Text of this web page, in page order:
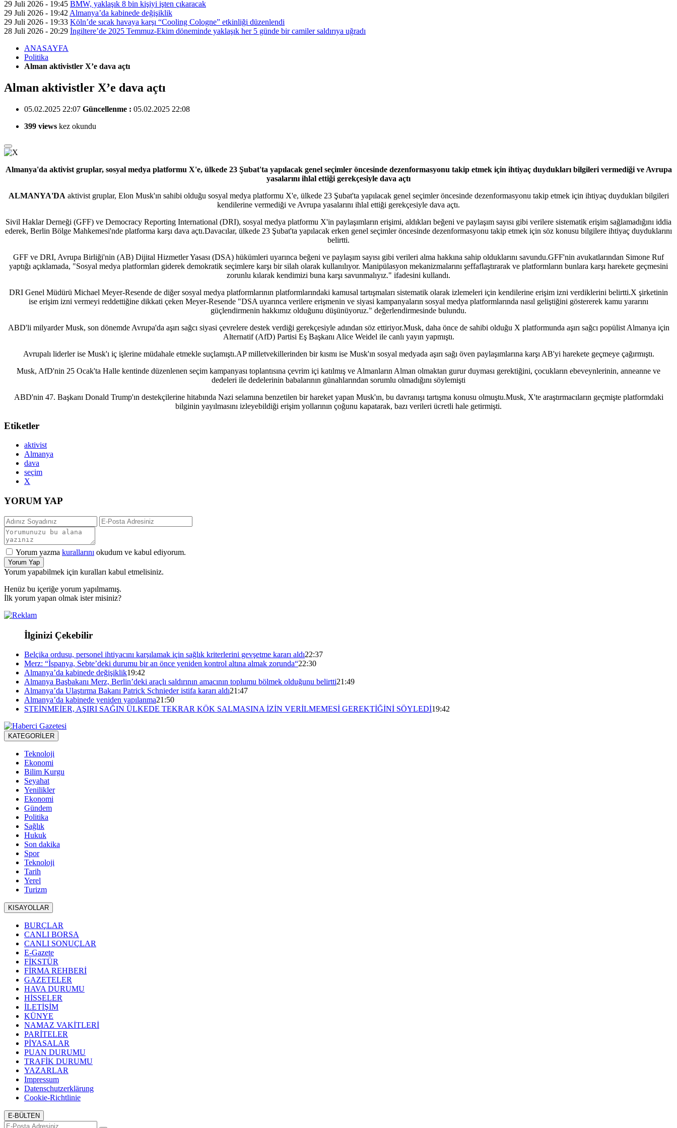
29 Juli 2026 - 19:45 BMW, yaklaşık 8 bin kişiyi işten çıkaracak
29 Juli 2026 - 19:42 Almanya’da kabinede değişiklik
29 Juli 2026 - 19:33 Köln’de sıcak havaya karşı “Cooling Cologne” etkinliği düzenlendi
28 Juli 2026 - 20:29 İngiltere’de 2025 Temmuz-Ekim döneminde yaklaşık her 5 günde bir camiler saldırıya uğradı
ANASAYFA
Politika
Alman aktivistler X’e dava açtı
Alman aktivistler X’e dava açtı
05.02.2025 22:07 Güncellenme : 05.02.2025 22:08
399 views kez okundu
Almanya'da aktivist gruplar, sosyal medya platformu X'e, ülkede 23 Şubat'ta yapılacak genel seçimler öncesinde dezenformasyonu takip etmek için ihtiyaç duydukları bilgileri vermediği ve Avrupa
yasalarını ihlal ettiği gerekçesiyle dava açtı
ALMANYA'DA aktivist gruplar, Elon Musk'ın sahibi olduğu sosyal medya platformu X'e, ülkede 23 Şubat'ta yapılacak genel seçimler öncesinde dezenformasyonu takip etmek için ihtiyaç duydukları bilgileri
kendilerine vermediği ve Avrupa yasalarını ihlal ettiği gerekçesiyle dava açtı.
Sivil Haklar Derneği (GFF) ve Democracy Reporting International (DRI), sosyal medya platformu X'in paylaşımların erişimi, aldıkları beğeni ve paylaşım sayısı gibi verilere sistematik erişim sağlamadığını iddia
ederek, Berlin Bölge Mahkemesi'nde platforma karşı dava açtı.Davacılar, ülkede 23 Şubat'ta yapılacak erken genel seçimler öncesinde dezenformasyonu takip etmek için söz konusu bilgilere ihtiyaç duyduklarını
belirtti.
GFF ve DRI, Avrupa Birliği'nin (AB) Dijital Hizmetler Yasası (DSA) hükümleri uyarınca beğeni ve paylaşım sayısı gibi verileri alma hakkına sahip olduklarını savundu.GFF'nin avukatlarından Simone Ruf
yaptığı açıklamada, "Sosyal medya platformları giderek demokratik seçimlere karşı bir silah olarak kullanılıyor. Manipülasyon mekanizmalarını şeffaflaştırarak ve platformların bunlara karşı harekete geçmesini
zorunlu kılarak kendimizi buna karşı savunmalıyız." ifadesini kullandı.
DRI Genel Müdürü Michael Meyer-Resende de diğer sosyal medya platformlarının platformlarındaki kamusal tartışmaları sistematik olarak izlemeleri için kendilerine erişim izni verdiklerini belirtti.X şirketinin
ise erişim izni vermeyi reddettiğine dikkati çeken Meyer-Resende "DSA uyarınca verilere erişmenin ve siyasi kampanyaların sosyal medya platformlarında nasıl geliştiğini göstererek kamu yararını
güçlendirmenin hakkımız olduğunu düşünüyoruz." değerlendirmesinde bulundu.
ABD'li milyarder Musk, son dönemde Avrupa'da aşırı sağcı siyasi çevrelere destek verdiği gerekçesiyle adından söz ettiriyor.Musk, daha önce de sahibi olduğu X platformunda aşırı sağcı popülist Almanya için
Alternatif (AfD) Partisi Eş Başkanı Alice Weidel ile canlı yayın yapmıştı.
Avrupalı liderler ise Musk'ı iç işlerine müdahale etmekle suçlamıştı.AP milletvekillerinden bir kısmı ise Musk'ın sosyal medyada aşırı sağı öven paylaşımlarına karşı AB'yi harekete geçmeye çağırmıştı.
Musk, AfD'nin 25 Ocak'ta Halle kentinde düzenlenen seçim kampanyası toplantısına çevrim içi katılmış ve Almanların Alman olmaktan gurur duyması gerektiğini, çocukların ebeveynlerinin, anneanne ve
dedeleri ile dedelerinin babalarının günahlarından sorumlu olmadığını söylemişti
ABD'nin 47. Başkanı Donald Trump'ın destekçilerine hitabında Nazi selamına benzetilen bir hareket yapan Musk'ın, bu davranışı tartışma konusu olmuştu.Musk, X'te araştırmacıların geçmişte platformdaki
bilginin yayılmasını izleyebildiği erişim yollarının çoğunu kapatarak, bazı verileri ücretli hale getirmişti.
Etiketler
aktivist
Almanya
dava
seçim
X
YORUM YAP
Yorum yazma kurallarını okudum ve kabul ediyorum.
Yorum Yap
Yorum yapabilmek için kuralları kabul etmelisiniz.
Henüz bu içeriğe yorum yapılmamış.
İlk yorum yapan olmak ister misiniz?
İlginizi Çekebilir
Belçika ordusu, personel ihtiyacını karşılamak için sağlık kriterlerini gevşetme kararı aldı22:37
Merz: “İspanya, Sebte’deki durumu bir an önce yeniden kontrol altına almak zorunda“22:30
Almanya’da kabinede değişiklik19:42
Almanya Başbakanı Merz, Berlin’deki araçlı saldırının amacının toplumu bölmek olduğunu belirtti21:49
Almanya’da Ulaştırma Bakanı Patrick Schnieder istifa kararı aldı21:47
Almanya’da kabinede yeniden yapılanma21:50
STEİNMEİER, AŞIRI SAĞIN ÜLKEDE TEKRAR KÖK SALMASINA İZİN VERİLMEMESİ GEREKTİĞİNİ SÖYLEDİ19:42
KATEGORİLER
Teknoloji
Ekonomi
Bilim Kurgu
Seyahat
Yenilikler
Ekonomi
Gündem
Politika
Sağlık
Hukuk
Son dakika
Spor
Teknoloji
Tarih
Yerel
Turizm
KISAYOLLAR
BURÇLAR
CANLI BORSA
CANLI SONUÇLAR
E-Gazete
FİKSTÜR
FİRMA REHBERİ
GAZETELER
HAVA DURUMU
HİSSELER
İLETİŞİM
KÜNYE
NAMAZ VAKİTLERİ
PARİTELER
PİYASALAR
PUAN DURUMU
TRAFİK DURUMU
YAZARLAR
Impressum
Datenschutzerklärung
Cookie-Richtlinie
E-BÜLTEN